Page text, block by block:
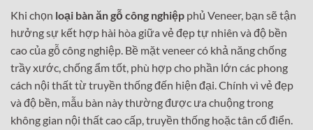
Khi chọn loại bàn ăn gỗ công nghiệp phủ Veneer, bạn sẽ tận
hưởng sự kết hợp hài hòa giữa vẻ đẹp tự nhiên và độ bền
cao của gỗ công nghiệp. Bề mặt veneer có khả năng chống
trầy xước, chống ẩm tốt, phù hợp cho phần lớn các phong
cách nội thất từ truyền thống đến hiện đại. Chính vì vẻ đẹp
và độ bền, mẫu bàn này thường được ưa chuộng trong
không gian nội thất cao cấp, truyền thống hoặc tân cổ điển.